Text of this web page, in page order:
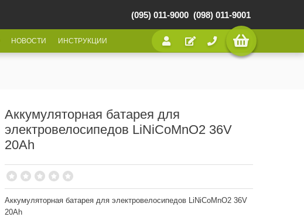
(095) 011-9000 (098) 011-9001
НОВОСТИ ИНСТРУКЦИИ
Аккумуляторная батарея для
электровелосипедов LiNiCoMnO2 36V
20Ah
Аккумуляторная батарея для электровелосипедов LiNiCoMnO2 36V
20Ah